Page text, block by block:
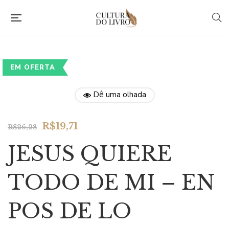
EM OFERTA
Dê uma olhada
R$26,28
Original
was:
R$19,71
is:
R$19,71.
JESUS QUIERE
TODO DE MI – EN
POS DE LO